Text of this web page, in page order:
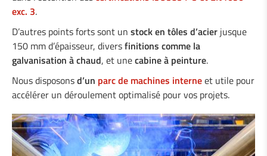
exc. 3.
D’autres points forts sont un stock en tôles d’acier jusque
150 mm d’épaisseur, diversfinitions comme la
galvanisation à chaud, et unecabine à peinture.
Nous disposonsd’un parc de machines interneet utile pour
accélérer un déroulement optimalisé pour vos projets.